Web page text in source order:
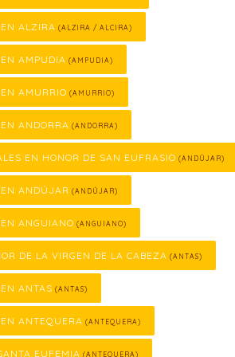
ALZIRA (ALZIRA / ALCIRA)
AMPUDIA (AMPUDIA)
AMURRIO (AMURRIO)
ANDORRA (ANDORRA)
EN HONOR DE SAN EUFRASIO (ANDÚJAR)
ANDÚJAR (ANDÚJAR)
ANGUIANO (ANGUIANO)
DE LA VIRGEN DE LA CABEZA (ANTAS)
ANTAS (ANTAS)
ANTEQUERA (ANTEQUERA)
EUFEMIA (ANTEQUERA)